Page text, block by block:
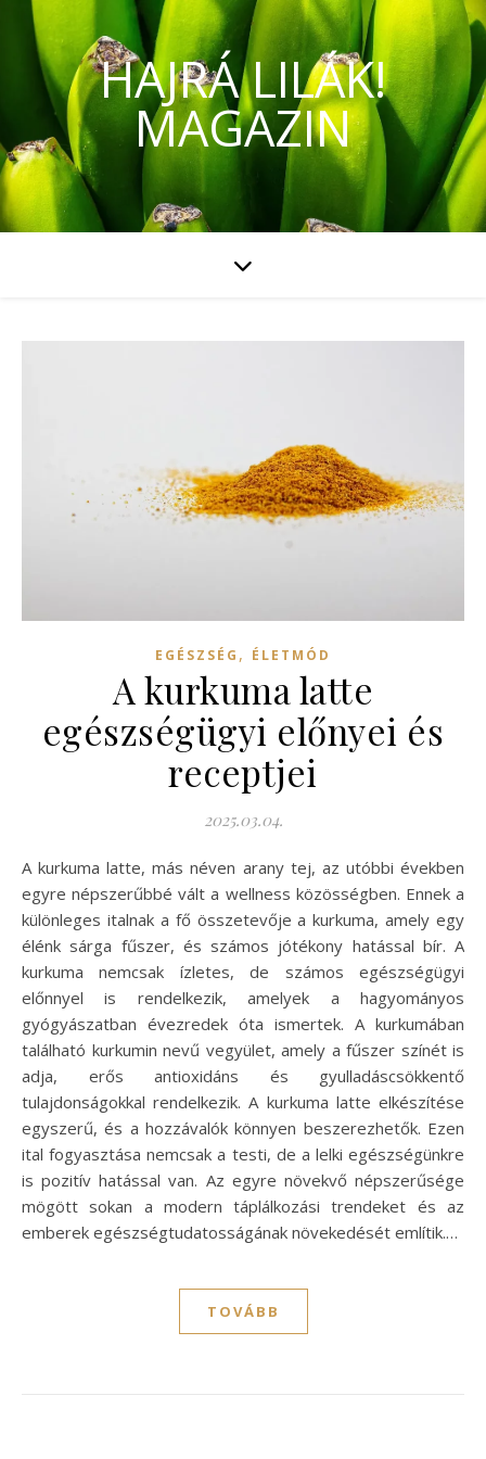
HAJRÁ LILÁK!
MAGAZIN
EGÉSZSÉG , ÉLETMÓD
A kurkuma latte
egészségügyi előnyei és
receptjei
2025.03.04.
A kurkuma latte, más néven arany tej, az utóbbi években
egyre népszerűbbé vált a wellness közösségben. Ennek a
különleges italnak a fő összetevője a kurkuma, amely egy
élénk sárga fűszer, és számos jótékony hatással bír. A
kurkuma nemcsak ízletes, de számos egészségügyi
előnnyel is rendelkezik, amelyek a hagyományos
gyógyászatban évezredek óta ismertek. A kurkumában
található kurkumin nevű vegyület, amely a fűszer színét is
adja, erős antioxidáns és gyulladáscsökkentő
tulajdonságokkal rendelkezik. A kurkuma latte elkészítése
egyszerű, és a hozzávalók könnyen beszerezhetők. Ezen
ital fogyasztása nemcsak a testi, de a lelki egészségünkre
is pozitív hatással van. Az egyre növekvő népszerűsége
mögött sokan a modern táplálkozási trendeket és az
emberek egészségtudatosságának növekedését említik.…
TOVÁBB